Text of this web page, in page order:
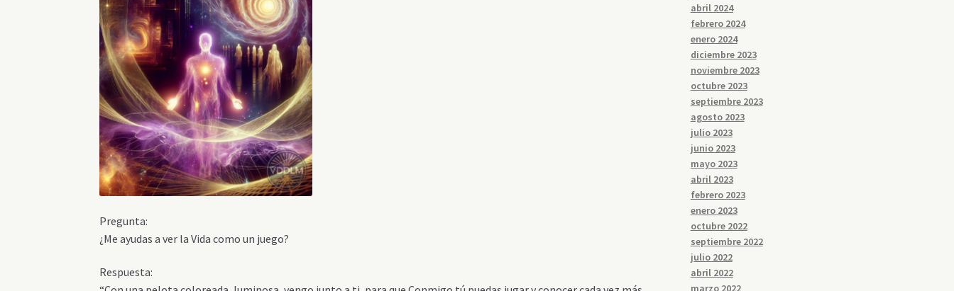
Pregunta:
¿Me ayudas a ver la Vida como un juego?
Respuesta:
abril 2024
febrero 2024
enero 2024
diciembre 2023
noviembre 2023
octubre 2023
septiembre 2023
agosto 2023
julio 2023
junio 2023
mayo 2023
abril 2023
febrero 2023
enero 2023
octubre 2022
septiembre 2022
julio 2022
abril 2022
marzo 2022